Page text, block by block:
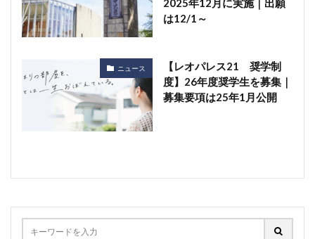
2025年12月に実施｜出願
は12/1～
ニュース
【レオパレス21 奨学制
度】26年度奨学生を募集｜
募集要項は25年1月公開